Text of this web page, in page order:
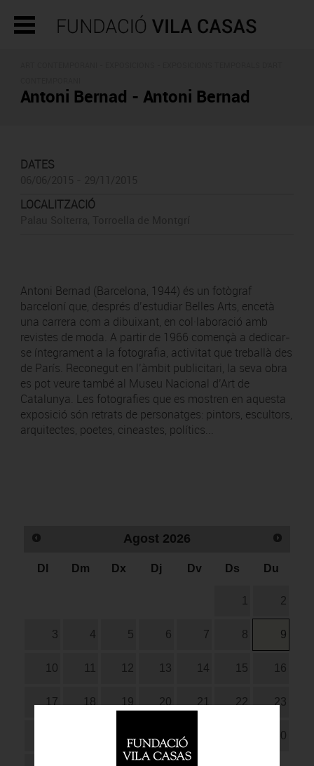
Antoni Bernad - Antoni Bernad
DATES
LOCALITZACIÓ
Antoni Bernad (Barcelona, 1944) és un fotògraf
barceloní que, després d’estudiar Belles Arts, encetà
una carrera com a dibuixant, en col·laboració amb
revistes de moda. A partir de 1966 començà a dedicar-
se íntegrament a la fotografia, activitat que treballà des
de París. Reconegut en l’àmbit publicitari, la seva obra
es pot veure també al Museu Nacional d’Art de
Catalunya. Les fotografies que es mostren en aquesta
exposició són retrats de personatges: pintors, escultors,
arquitectes, poetes, cineastes, polítics...
Agost 2026
Dl Dm Dx Dj Dv Ds Du
1 2
3 4 5 6 7 8 9
10 11 12 13 14 15 16
17 18 19 20 21 22 23
30